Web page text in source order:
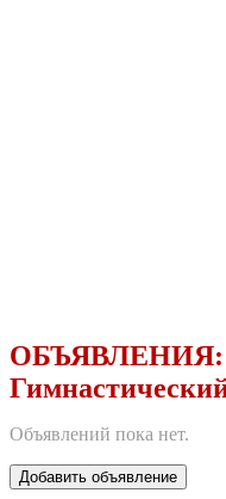
ОБЪЯВЛЕНИЯ:
Объявлений пока нет.
Добавить объявление